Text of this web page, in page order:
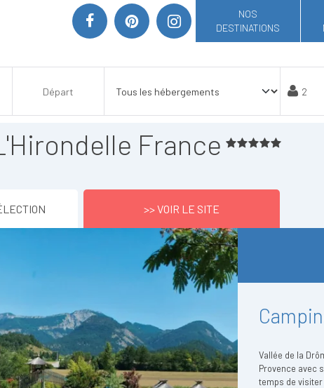
NOS
DESTINATIONS
France
>> VOIR LE SITE
Vallée de la
Provence avec
temps de